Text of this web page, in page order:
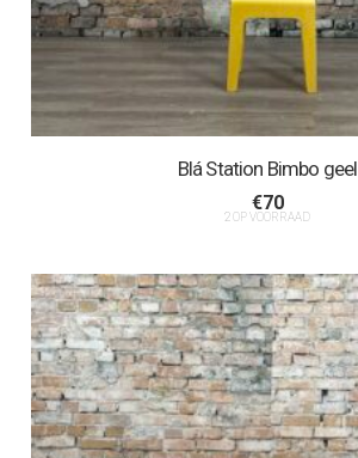
Blá Station Bimbo geel
€70
2 OP VOORRAAD